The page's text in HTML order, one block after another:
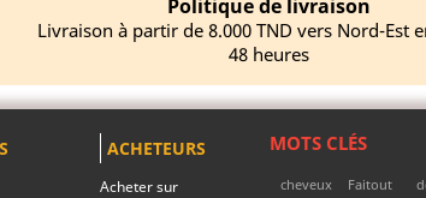
Politique de livraison
Livraison à partir de 8.000 TND vers Nord-Est
48 heures
ACHETEURS
Acheter sur
MOTS CLÉS
cheveux Faitout